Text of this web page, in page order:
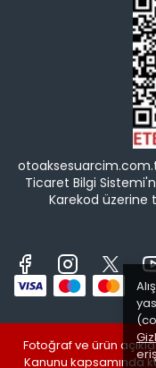
Ticaret Bilgi
Karekod üzerine
Fotoğraf ve ürün
Kanunu kapsamında